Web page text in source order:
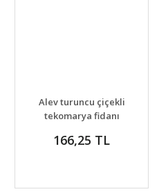
Alev turuncu çiçekli
tekomarya fidanı
166,25 TL